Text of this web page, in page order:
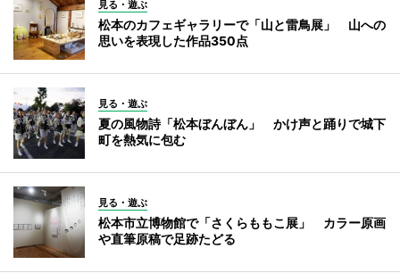
見る・遊ぶ
松本のカフェギャラリーで「山と雷鳥展」 山への
思いを表現した作品350点
見る・遊ぶ
夏の風物詩「松本ぼんぼん」 かけ声と踊りで城下
町を熱気に包む
見る・遊ぶ
松本市立博物館で「さくらももこ展」 カラー原画
や直筆原稿で足跡たどる